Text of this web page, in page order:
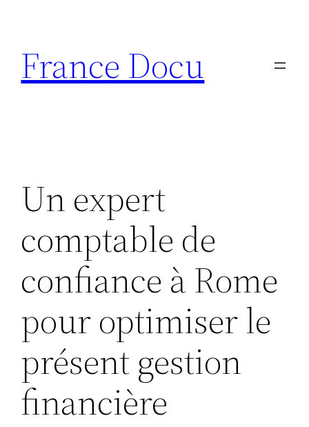
contenu
France Docu
Un expert
comptable de
confiance à Rome
pour optimiser le
présent gestion
financière